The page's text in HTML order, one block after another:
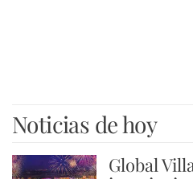
Noticias de hoy
Global